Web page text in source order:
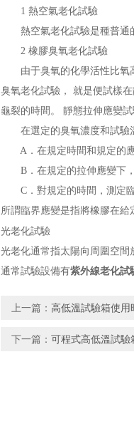
1 熱空氣老化試驗
熱空氣老化試驗是種普通的
2 橡膠臭氧老化試驗
由于臭氧的化學活性比氧高
臭氧老化試驗， 就是便試樣
龜裂的時間。 靜態拉伸應變
在選定的臭氧濃度和試驗
A．在規定時間和規定的應
B．在規定的拉伸應變下，
C．對規定的時間，測定臨
所謂臨界應變是指將橡膠在給
光老化試驗
光老化通常指太陽向周圍空間
通常試驗設備有紫外線老化試
上一篇： 高低溫試驗箱使用
下一篇： 可程式高低溫試驗